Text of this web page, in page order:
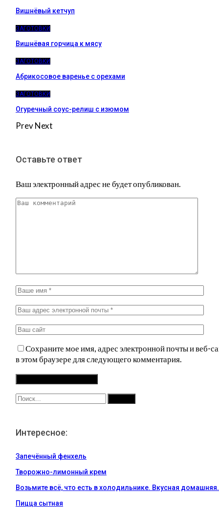
Вишнёвый кетчуп
ЗАГОТОВКИ
Вишнёвая горчица к мясу
ЗАГОТОВКИ
Абрикосовое варенье с орехами
ЗАГОТОВКИ
Огуречный соус-релиш с изюмом
PrevNext
Оставьте ответ
Ваш электронный адрес не будет опубликован.
Сохраните мое имя, адрес электронной почты и веб-
в этом браузере для следующего комментария.
Интересное:
Запечённый фенхель
Творожно-лимонный крем
Возьмите всё, что есть в холодильнике. Вкусная
Пицца сытная